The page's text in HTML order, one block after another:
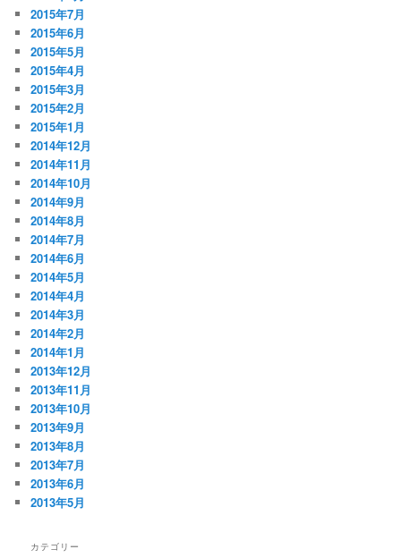
2015年7月
2015年6月
2015年5月
2015年4月
2015年3月
2015年2月
2015年1月
2014年12月
2014年11月
2014年10月
2014年9月
2014年8月
2014年7月
2014年6月
2014年5月
2014年4月
2014年3月
2014年2月
2014年1月
2013年12月
2013年11月
2013年10月
2013年9月
2013年8月
2013年7月
2013年6月
2013年5月
カテゴリー